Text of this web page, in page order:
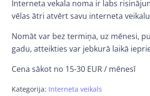
Interneta vekala noma ir labs
vēlas ātri atvērt savu interneta
Nomāt var bez termiņa, uz mēnesi,
gadu, atteikties var jebkurā laikā
Cena sākot no 15-30 EUR / mēnesī
Kategorija: Interneta veikals